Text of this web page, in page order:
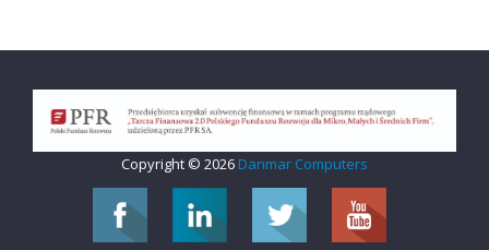
Copyright © 2026 Danmar Computers